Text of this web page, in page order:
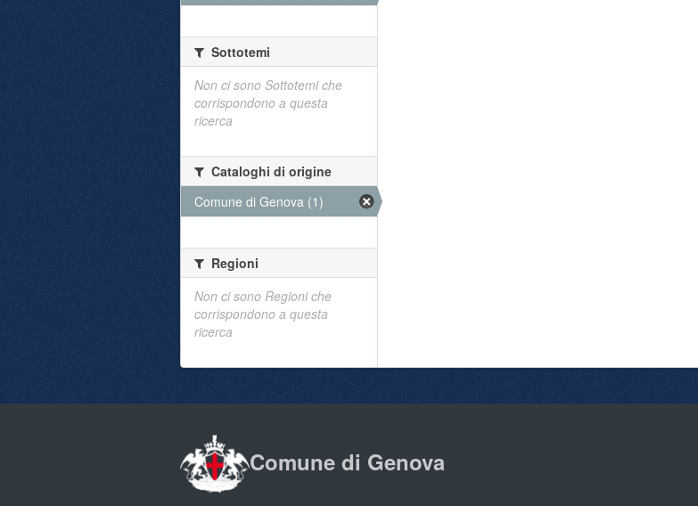
Sottotemi
Non ci sono Sottotemi che
corrispondono a questa
ricerca
Cataloghi di origine
Comune di Genova (1)
Regioni
Non ci sono Regioni che
corrispondono a questa
ricerca
Comune di Genova